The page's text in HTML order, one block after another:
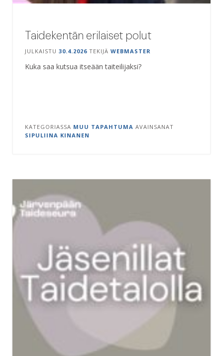
Taidekentän erilaiset polut
JULKAISTU 30.4.2026 TEKIJÄ WEBMASTER
Kuka saa kutsua itseään taiteilijaksi?
KATEGORIASSA MUU TAPAHTUMA AVAINSANAT
SIPULIINA KINANEN